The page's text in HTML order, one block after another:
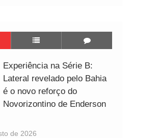
Experiência na Série B:
Lateral revelado pelo Bahia
é o novo reforço do
Novorizontino de Enderson
de 2026